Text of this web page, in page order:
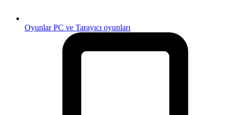
OyunlarPC ve Tarayıcı oyunları